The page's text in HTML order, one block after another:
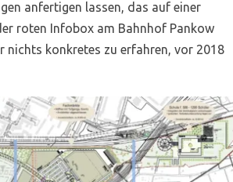
anfertigen lassen, das auf einer
roten Infobox am Bahnhof Pankow
nichts konkretes zu erfahren, vor 2018